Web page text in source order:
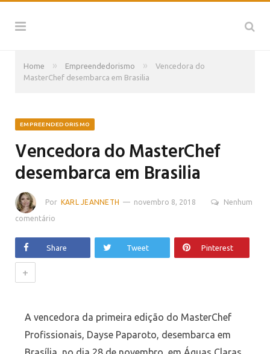
Home » Empreendedorismo »
Vencedora do
MasterChef desembarca em Brasilia
EMPREENDEDORISMO
Vencedora do MasterChef
desembarca em Brasilia
Por KARL JEANNETH novembro 8, 2018 Nenhum
comentário
Share Tweet Pinterest
+
A vencedora da primeira edição do MasterChef
Profissionais, Dayse Paparoto, desembarca em